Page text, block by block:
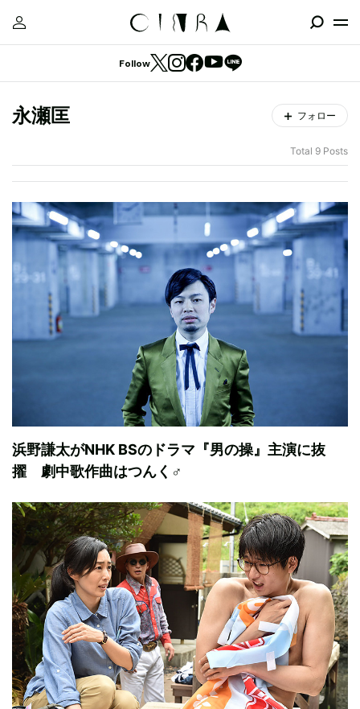
Follow
永瀬匡 フォロー
Total 9 Posts
浜野謙太がNHK BSのドラマ『男の操』主演に抜
擢 劇中歌作曲はつんく♂